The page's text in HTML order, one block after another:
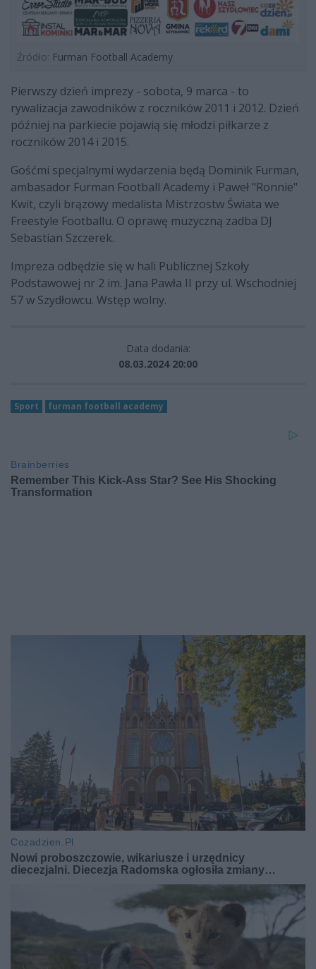
Źródło: Furman Football Academy
Pierwszy dzień imprezy - sobota, 9 marca - to
rywalizacja zawodników z roczników 2011 i 2012. Dzień
później na parkiecie pojawią się młodzi piłkarze z
roczników 2014 i 2015.
Gośćmi specjalnymi wydarzenia będą Dominik Furman,
ambasador Furman Football Academy i Paweł "Ronnie"
Kwit, czyli brązowy medalista Mistrzostw Świata we
Freestyle Footballu. O oprawę muzyczną zadba DJ
Sebastian Szczerek.
Impreza odbędzie się w hali Publicznej Szkoły
Podstawowej nr 2 im. Jana Pawła II przy ul. Wschodniej
57 w Szydłowcu. Wstęp wolny.
Data dodania:
08.03.2024 20:00
Sport furman football academy